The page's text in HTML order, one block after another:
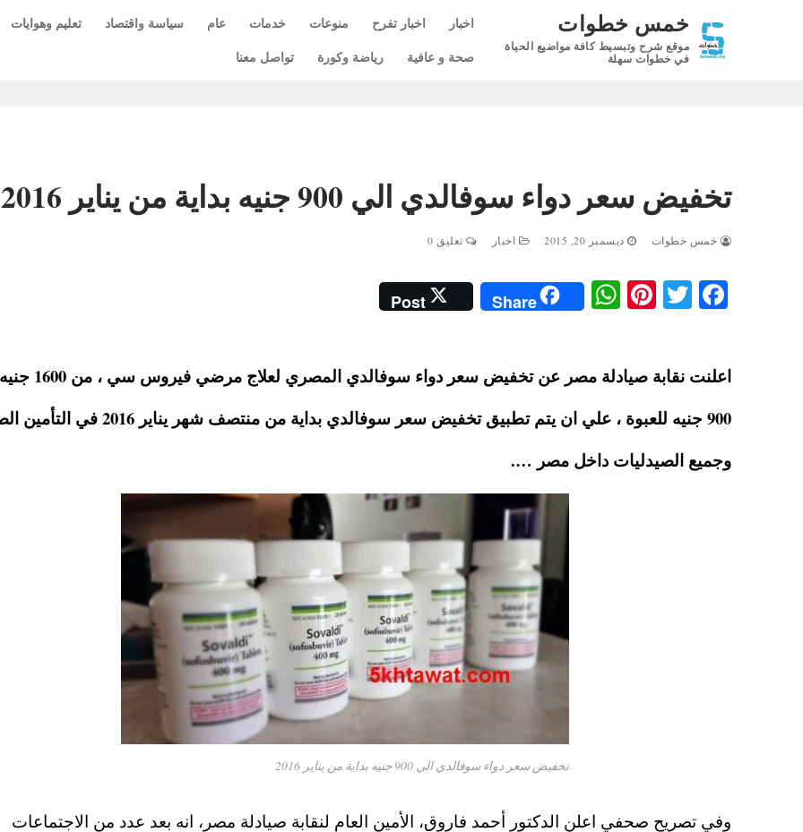
خمس خطوات
موقع شرح وتبسيط كافة مواضيع الحياة
في خطوات سهلة
اخبار اخبار تفرح منوعات خدمات عام سياسة واقتصاد
تعليم وهوايات
صحة و عافية
رياضة وكورة تواصل معنا
تخفيض سعر دواء سوفالدي الي 900 جنيه بداية من يناير 2016
خمس خطوات ديسمبر 20, 2015 اخبار تعليق 0
Fa
ok
T
r
Pi
es
t
W
ha
A
pp
Share
Post
اعلنت نقابة صيادلة مصر عن تخفيض سعر
900 جنيه للعبوة ، علي ان يتم تطبيق تخفيض سعر سوفالدي بداية من منتصف شهر
وجميع الصيدليات داخل مصر ….
تخفيض سعر دواء سوفالدي الي 900 جنيه بداية من يناير 2016
وفي تصريح صحفي اعلن الدكتور أحمد فاروق، الأمين العام لنقابة صيادلة مصر، انه بعد عدد من الاجتماعات